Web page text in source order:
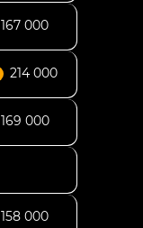
167 000
214 000
169 000
158 000